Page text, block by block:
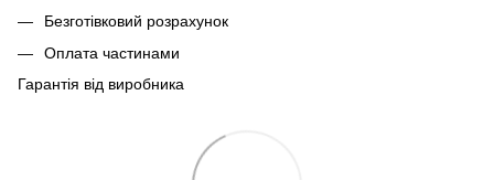
Безготівковий розрахунок
Оплата частинами
Гарантія від виробника